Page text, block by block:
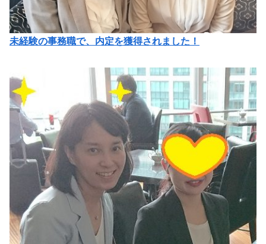
未経験の事務職で、内定を獲得されました！